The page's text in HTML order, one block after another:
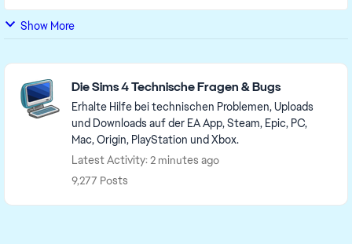
Show More
Featured Places
Die Sims 4 Technische Fragen & Bugs
Erhalte Hilfe bei technischen Problemen, Uploads
und Downloads auf der EA App, Steam, Epic, PC,
Mac, Origin, PlayStation und Xbox.
Latest Activity: 2 minutes ago
9,277 Posts